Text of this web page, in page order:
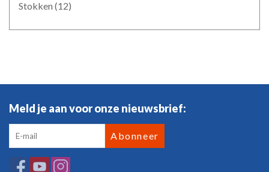
Stokken (12)
Meld je aan voor onze nieuwsbrief:
Abonneer